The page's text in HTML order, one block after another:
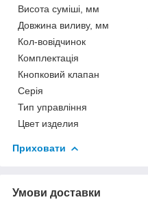
Висота суміші, мм
Довжина виливу, мм
Кол-вовідчинок
Комплектація
Кнопковий клапан
Серія
Тип управління
Цвет изделия
Приховати
Умови доставки